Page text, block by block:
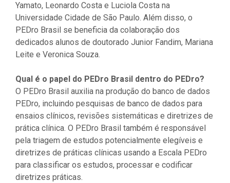
Yamato, Leonardo Costa e Luciola Costa na
Universidade Cidade de São Paulo. Além disso, o
PEDro Brasil se beneficia da colaboração dos
dedicados alunos de doutorado Junior Fandim, Mariana
Leite e Veronica Souza.
Qual é o papel do PEDro Brasil dentro do PEDro?
O PEDro Brasil auxilia na produção do banco de dados
PEDro, incluindo pesquisas de banco de dados para
ensaios clínicos, revisões sistemáticas e diretrizes de
prática clínica. O PEDro Brasil também é responsável
pela triagem de estudos potencialmente elegíveis e
diretrizes de práticas clínicas usando a Escala PEDro
para classificar os estudos, processar e codificar
diretrizes práticas.